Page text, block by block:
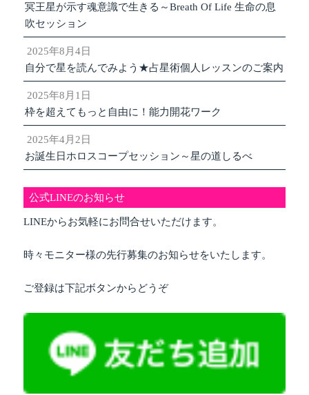
冥王星が示す魂意識で生きる～Breath Of Life 生命の息
吹セッション
2025年8月4日
自分で星を読んでみよう★占星術個人レッスンのご案内
2025年8月1日
枠を超えてもっと自由に！能力開花ワーク
2025年4月2日
お誕生日ホロスコープセッション～星の道しるべ
公式LINEのお知らせ
LINEからお気軽にお問合せいただけます。
時々モニター様の先行募集のお知らせをいたします。
ご登録は下記ボタンからどうぞ